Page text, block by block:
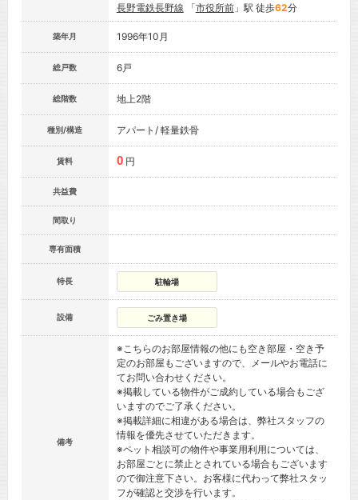
長野電鉄長野線 「市役所前」駅 徒歩62分
築年月 1996年10月
総戸数 6戸
総階数 地上2階
種別/構造 アパート/ 軽量鉄骨
賃料 0 円
共益費
間取り
専有面積
特長 駐輪場
設備 ごみ置き場
備考
※こちらのお部屋情報の他にも空き部屋・空き予
定のお部屋もございますので、メールやお電話に
てお問い合わせください。
※掲載している物件がご成約している場合もござ
いますのでご了承ください。
※掲載詳細に相違がある場合は、弊社スタッフの
情報を優先させていただきます。
※ペット相談可の物件や事業用利用については、
お部屋ごとに禁止とされている場合もございます
ので御注意下さい。お客様に代わって弊社スタッ
フが確認と交渉を行います。